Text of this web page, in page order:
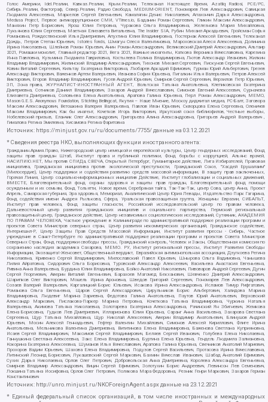
Голос Америки, Idel.Реалии, Кавказ.Реалии, Крым.Реалии, Телеканал Настоящее Время, Azatliq Radiosi, PCE/PC,
Сибирь.Реалии, Фактограф, Север.Реалии, Радио Свобода, MEDIUM-ORIENT, Пономарев Лев Александрович, Савицкая
Людмила Алексеевна, Маркелов Сергей Евгеньевич, Камалягин Денис Николаевич, Апахончич Дарья Александровна,
Medusa Project, Первое антикоррупционное СМИ, VTimes.io, Баданин Роман Сергеевич, Гликин Максим Александрович,
Маняхин Петр Борисович, Ярош Юлия Петровна, Чуракова Ольга Владимировна, Железнова Мария Михайловна,
Лукьянова Юлия Сергеевна, Маетная Елизавета Витальевна, The Insider SIA, Рубин Михаил Аркадьевич, Гройсман Софья
Романовна, Рождественский Илья Дмитриевич, Апухтина Юлия Владимировна, Постернак Алексей Евгеньевич, Телеканал
Дождь, Петров Степан Юрьевич, Istories fonds, Шмагун Олеся Валентиновна, Мароховская Алеся Алексеевна, Долинина
Ирина Николаевна, Шлейнов Роман Юрьевич, Анин Роман Александрович, Великовский Дмитрий Александрович, Альтаир
2021, Ромашки монолит, Главный редактор 2021, Вега 2021, Важные иноагенты, Каткова Вероника Вячеславовна, Карезина
Инна Павловна, Кузьмина Людмила Гавриловна, Костылева Полина Владимировна, Лютов Александр Иванович, Жилкин
Владимир Владимирович, Жилинский Владимир Александрович, Тихонов Михаил Сергеевич, Пискунов Сергей Евгеньевич,
Ковин Виталий Сергеевич, Кильтау Екатерина Викторовна, Любарев Аркадий Ефимович, Гурман Юрий Альбертович, Грезев
Александр Викторович, Важенков Артем Валерьевич, Иванова София Юрьевна, Пигалкин Илья Валерьевич, Петров Алексей
Викторович, Егоров Владимир Владимирович, Гусев Андрей Юрьевич, Смирнов Сергей Сергеевич, Верзилов Петр Юрьевич,
ЗП, Зона права, ЖУРНАЛИСТ-ИНОСТРАННЫЙ АГЕНТ, Вольтская Татьяна Анатольевна, Клепиковская Екатерина
Дмитриевна, Сотников Даниил Владимирович, Захаров Андрей Вячеславович, Симонов Евгений Алексеевич, Сурначева
Елизавета Дмитриевна, Соловьева Елена Анатольевна, Арапова Галина Юрьевна, Перл Роман Александрович, МЕМО,
Mason G.E.S. Anonymous Foundation, Stichting Bellingcat, Якутия – Наше Мнение, Москоу диджитал медиа, РС-Балт, Заговора
Максим Александрович, Ветошкина Валерия Валерьевна, Павлов Иван Юрьевич, Скворцова Елена Сергеевна, Оленичев
Максим Владимирович, Как бы инагент, Кочетков Игорь Викторович, Иркутский союз библиофилов, Честные выборы,
Нобелевский призыв, Еланчик Олег Александрович, Григорьева Алина Александровна, Григорьев Андрей Валерьевич ,
Гималова Регина Эмилевна, Хисамова Регина Фаритовна
Источник: https://minjust.gov.ru/ru/documents/7755/данные на 03.12.2021
* Сведения реестра НКО, выполняющих функции иностранного агента:
Гражданин.Армия.Право, Нижегородский центр немецкой и европейской культуры, Центр гендерных исследований, Фонд
защиты прав граждан Штаб, Институт права и публичной политики, Фонд борьбы с коррупцией, Альянс врачей,
НАСИЛИЮ.НЕТ, Мы против СПИДа, СВЕЧА, Открытый Петербург, Гуманитарное действие, Лига Избирателей, Правовая
инициатива, Гражданская инициатива против экологической преступности, Гражданский Союз, "Хасдей Ерушалаим"
(Милосердие), Центр поддержки и содействия развитию средств массовой информации, В защиту прав заключенных,
Горячая Линия, Центр социально-информационных инициатив Действие, Институт глобализации и социальных движений,
ВМЕСТЕ, Благотворительный фонд охраны здоровья и защиты прав граждан, Благотворительный фонд помощи
осужденным и их семьям, Фонд Тольятти, Новое время, Серебряная тайга, Так-Так-Так, центр Сова, центр Анна, Проект
Апрель, Самарская губерния, Эра здоровья, Мемориал, Аналитический Центр Юрия Левады, Издательство Парк Гагарина,
Фонд содействия имени Андрея Рылькова, Сфера, Уральская правозащитная группа, Женщины Евразии, СИБАЛЬТ,
Институт прав человека, Фонд защиты гласности, Российский исследовательский центр по правам человека,
Дальневосточный центр развития гражданских инициатив и социального партнерства, Пермский региональный
правозащитный центр, Гражданское действие, Центр независимых социологических исследований, Сутяжник, АКАДЕМИЯ
ПО ПРАВАМ ЧЕЛОВЕКА, Частное учреждение в Калининграде по административной поддержке реализации программ и
проектов Совета Министров северных стран, Центр развития некоммерческих организаций, Гражданское содействие,
Интернешнл-Р, Центр Защиты Прав Средств Массовой Информации, Институт развития прессы - Сибирь, Частное
учреждение в Санкт-Петербурге по административной поддержке реализации программ и проектов Совета Министров
Северных Стран, Фонд поддержки свободы прессы, Гражданский контроль, Человек и Закон, Общественная комиссия по
сохранению наследия академика Сахарова, МЕМО. РУ, Институт региональной прессы, Институт Развития Свободы
Информации, Экозащита!-Женсовет, Общественный вердикт, Евразийская антимонопольная ассоциация, Дзугкоева Регина
Николаевна, Кривенко Сергей Владимирович, Милославский Павел Юрьевич, Шнырова Ольга Вадимовна, Чанышева
Лилия Айратовна, Сидорович Ольга Борисовна, Туровский Александр Алексеевич, Васильева Анастасия Евгеньевна,
Ривина Анна Валерьевна, Бурдина Юлия Владимировна, Бойко Анатолий Николаевич, Пивоваров Андрей Сергеевич, Дугин
Сергей Георгиевич, Аверин Виталий Евгеньевич, Барахоев Магомед Бекханович, Шевченко Дмитрий Александрович,
Шарипков Олег Викторович, Мошель Ирина Ароновна, Шведов Григорий Сергеевич, Пономарев Лев Александрович,
Созаев Валерий Валерьевич, Каргалицкий Борис Юльевич, Исакова Ирина Александровна, Исламов Тимур Рифгатович,
Романова Ольга Евгеньевна, Щаров Сергей Алексадрович, Цирульников Борис Альбертович, Халидова Марина
Владимировна, Людевиг Марина Зариевна, Федотова Галина Анатольевна, Паутов Юрий Анатольевич, Верховский
Александр Маркович, Пислакова-Паркер Марина Петровна, Кочеткова Татьяна Владимировна, Чуркина Наталья
Валерьевна, Акимова Татьяна Николаевна, Золотарева Екатерина Александровна, Рачинский Ян Збигневич, Жемкова
Елена Борисовна, Гудков Лев Дмитриевич, Илларионова Юлия Юрьевна, Саранг Анна Васильевна, Захарова Светлана
Сергеевна, Щур Татьяна Михайловна, Щур Николай Алексеевич, Аверин Владимир Анатольевич, Блинушов Андрей
Юрьевич, Мосин Алексей Геннадьевич, Гефтер Валентин Михайлович, Симонов Алексей Кириллович, Флиге Ирина
Анатольевна, Мельникова Валентина Дмитриевна, Вититинова Елена Владимировна, Баженова Светлана Куприяновна,
Исаев Сергей Владимирович, Максимов Сергей Владимирович, Беляев Сергей Иванович, Голубева Елена Николаевна,
Ганнушкина Светлана Алексеевна, Закс Елена Владимировна, Буртина Елена Юрьевна, Гендель Людмила Залмановна,
Кокорина Екатерина Алексеевна, Шуманов Илья Вячеславович, Арапова Галина Юрьевна, Свечников Анатолий Мариевич,
Прохоров Вадим Юрьевич, Шахова Елена Владимировна, Подузов Сергей Васильевич, Протасова Ирина Вячеславовна,
Литинский Леонид Борисович, Лукашевский Сергей Маркович, Бахмин Вячеслав Иванович, Шабад Анатолий Ефимович,
Сухих Дарья Николаевна, Орлов Олег Петрович, Добровольская Анна Дмитриевна, Королева Александра Евгеньевна,
Смирнов Владимир Александрович, Вицин Сергей Ефимович, Золотухин Борис Андреевич, Левинсон Лев Семенович,
Локшина Татьяна Иосифовна, Орлов Олег Петрович, Полякова Мара Федоровна, Резник Генри Маркович, Захаров Герман
Константинович
Источник: http://unro.minjust.ru/NKOForeignAgent.aspxданные на 23.12.2021
* Единый федеральный список организаций, в том числе иностранных и международных